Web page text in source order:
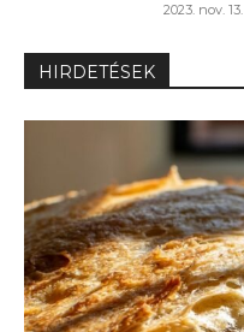
2023. nov. 13.
HIRDETÉSEK